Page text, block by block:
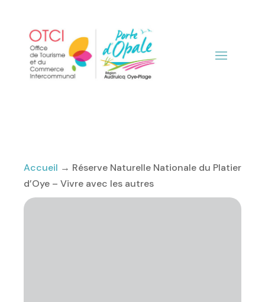
Accueil → Réserve Naturelle Nationale du Platier
d’Oye – Vivre avec les autres